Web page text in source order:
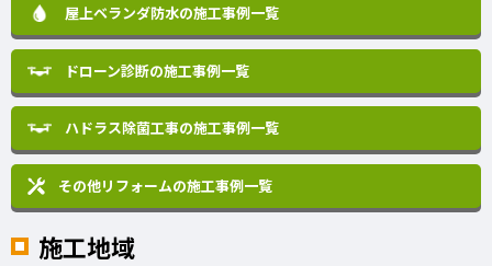
屋上ベランダ防水の施工事例一覧
ドローン診断の施工事例一覧
ハドラス除菌工事の施工事例一覧
その他リフォームの施工事例一覧
施工地域